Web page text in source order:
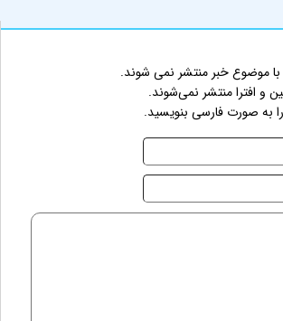
با موضوع خبر منتشر نمی شوند.
و افترا منتشر نمی‌شوند.
به صورت فارسی بنویسید.